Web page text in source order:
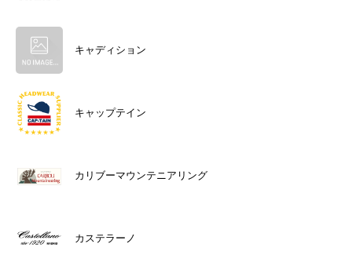
キャディション
キャップテイン
カリブーマウンテニアリング
カステラーノ